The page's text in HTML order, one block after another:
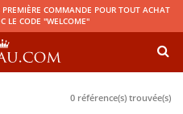
COMMANDE POUR TOUT ACHAT
LE CODE "WELCOME"
0 référence(s) trouvée(s)